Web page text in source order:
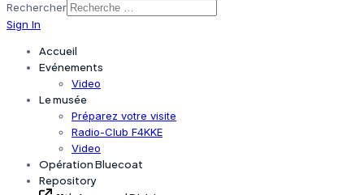
Rechercher
Sign In
Accueil
Evénements
Video
Le musée
Préparez votre visite
Radio-Club F4KKE
Video
Opération Bluecoat
Repository